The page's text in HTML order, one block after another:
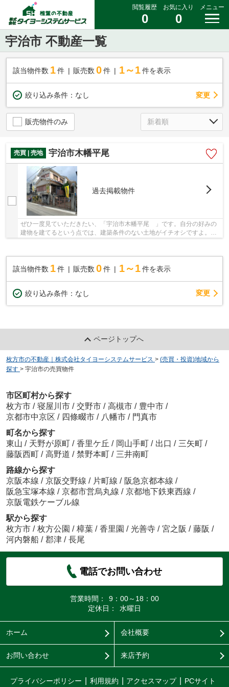
閲覧履歴
0
お気に入り
0
メニュー
宇治市 不動産一覧
該当物件数 1件 販売数 0 件 1～1 件を表示
絞り込み条件： なし 変更
販売物件のみ
売買 | 売地 宇治市木幡平尾
過去掲載物件
ぜひ一度見ていただきたい、「宇治市木幡平尾 」です。自分の好みの
建物を建てるという点では、建築条件のない土地がイチオシですよ。広
該当物件数 1件 販売数 0 件 1～1 件を表示
絞り込み条件： なし 変更
ページトップへ
枚方市の不動産｜株式会社タイヨーシステムサービス > (売買・投資)地域から
探す > 宇治市の売買物件
市区町村から探す
枚方市 / 寝屋川市 / 交野市 / 高槻市 / 豊中市 /
京都市中京区 / 四條畷市 / 八幡市 / 門真市
町名から探す
東山 / 天野が原町 / 香里ケ丘 / 岡山手町 / 出口 / 三矢町 /
藤阪西町 / 高野道 / 禁野本町 / 三井南町
路線から探す
京阪本線 / 京阪交野線 / 片町線 / 阪急京都本線 /
阪急宝塚本線 / 京都市営烏丸線 / 京都地下鉄東西線 /
京阪電鉄ケーブル線
駅から探す
枚方市 / 枚方公園 / 樟葉 / 香里園 / 光善寺 / 宮之阪 / 藤阪 /
河内磐船 / 郡津 / 長尾
電話でお問い合わせ
営業時間：
9：00～18：00
定休日：
水曜日
ホーム 会社概要
お問い合わせ 来店予約
プライバシーポリシー 利用規約 アクセスマップ PCサイト